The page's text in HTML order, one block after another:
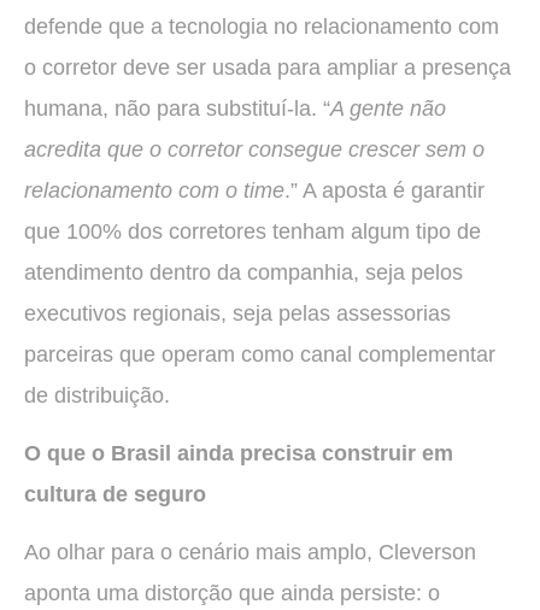
defende que a tecnologia no relacionamento com
o corretor deve ser usada para ampliar a presença
humana, não para substituí-la. “A gente não
acredita que o corretor consegue crescer sem o
relacionamento com o time.” A aposta é garantir
que 100% dos corretores tenham algum tipo de
atendimento dentro da companhia, seja pelos
executivos regionais, seja pelas assessorias
parceiras que operam como canal complementar
de distribuição.
O que o Brasil ainda precisa construir em
cultura de seguro
Ao olhar para o cenário mais amplo, Cleverson
aponta uma distorção que ainda persiste: o